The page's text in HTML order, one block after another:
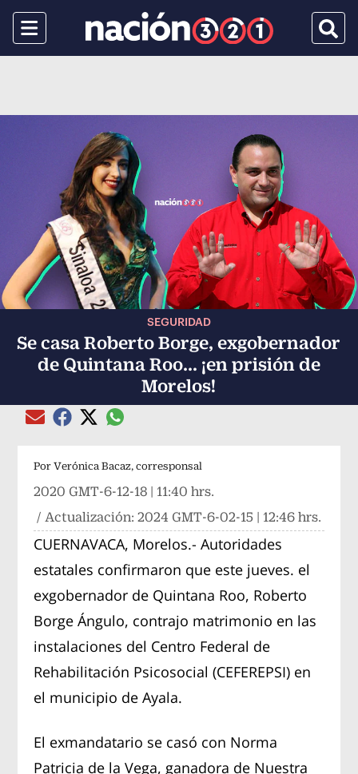
Menu
SEGURIDAD
Se casa Roberto Borge, exgobernador
de Quintana Roo... ¡en prisión de
Morelos!
Compartir el artículo actual mediante Email
Compartir el artículo actual mediante Facebook
Compartir el artículo actual mediante Twitter
Compartir el artículo actual mediante
Por Verónica Bacaz, corresponsal
2020 GMT-6-12-18 | 11:40 hrs.
/ Actualización:2024 GMT-6-02-15 | 12:46 hrs.
CUERNAVACA, Morelos.- Autoridades
estatales confirmaron que este jueves. el
exgobernador de Quintana Roo, Roberto
Borge Ángulo, contrajo matrimonio en las
instalaciones del Centro Federal de
Rehabilitación Psicosocial (CEFEREPSI) en
el municipio de Ayala.
El exmandatario se casó con Norma
Patricia de la Vega, ganadora de Nuestra